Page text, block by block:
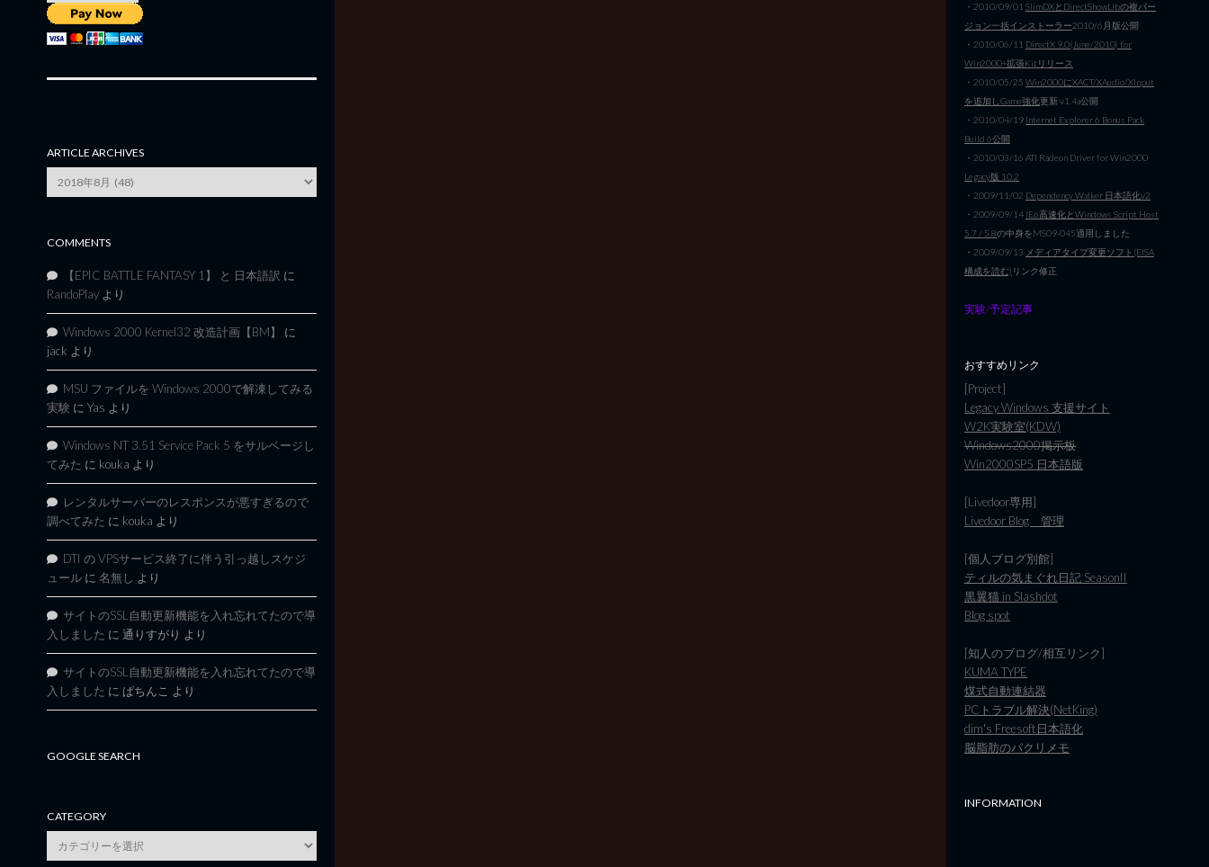
ARTICLE ARCHIVES
Archives
COMMENTS
【EPIC BATTLE FANTASY 1】 と 日本語訳 に
RandoPlay より
Windows 2000 Kernel32 改造計画【BM】
に
jack より
MSU ファイルを Windows 2000で解凍してみる
実験 に Yas より
Windows NT 3.51 Service Pack 5 をサルベージし
てみた に kouka より
レンタルサーバーのレスポンスが悪すぎるので
調べてみた に kouka より
DTI の VPSサービス終了に伴う引っ越しスケジ
ュール に 名無し より
サイトのSSL自動更新機能を入れ忘れてたので導
入しました に 通りすがり より
サイトのSSL自動更新機能を入れ忘れてたので導
入しました に ぱちんこ より
GOOGLE SEARCH
CATEGORY
category
・2010/09/01 SlimDXとDirectShowLibの複バー
ジョン一括インストーラー2010/6月版公開
・2010/06/11 DirectX 9.0(June/2010) for
Win2000+拡張Kitリリース
・2010/05/25 Win2000にXACT/XAudio/XInput
を追加しGame強化更新 v1.4a公開
・2010/04/19 Internet Explorer 6 Bonus Pack
Build 6公開
・2010/03/16 ATI Radeon Driver for Win2000
Legacy版 10.2
・2009/11/02 Dependency Walker 日本語化v2
・2009/09/14 IE6高速化とWindows Script Host
5.7 / 5.8の中身をMS09-045適用しました
・2009/09/13 メディアタイプ変更ソフト(EISA
構成を読む) リンク修正
実験/予定記事
おすすめリンク
[Project]
Legacy Windows 支援サイト
W2K実験室(KDW)
Windows2000掲示板
Win2000SP5 日本語版
[Livedoor専用]
Livedoor Blog 管理
[個人ブログ別館]
ティルの気まぐれ日記 SeasonII
黒翼猫 in Slashdot
Blog spot
[知人のブログ/相互リンク]
KUMA TYPE
煤式自動連結器
PCトラブル解決(NetKing)
dim's Freesoft日本語化
脳脂肪のパクリメモ
INFORMATION